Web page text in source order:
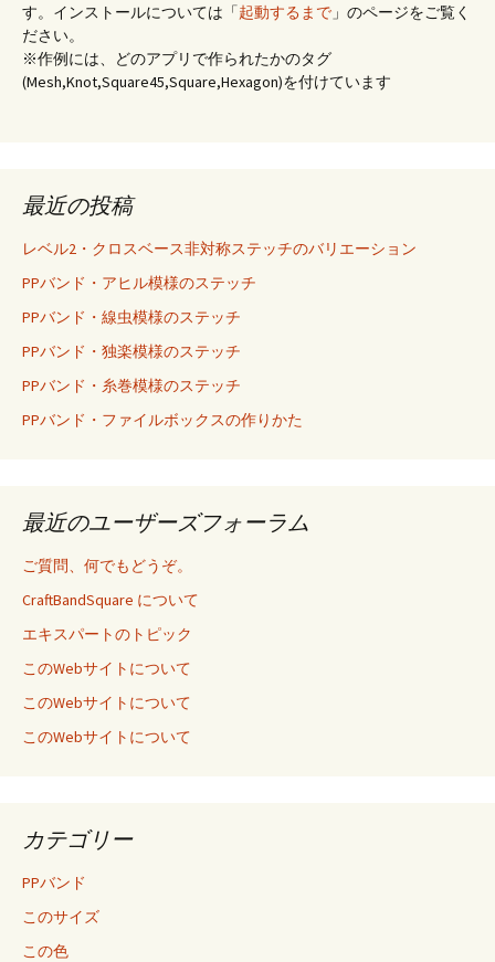
す。インストールについては「起動するまで 」のページをご覧く
ださい。
※作例には、どのアプリで作られたかのタグ
(Mesh,Knot,Square45,Square,Hexagon)を付けています
最近の投稿
レベル2・クロスベース非対称ステッチのバリエーション
PPバンド・アヒル模様のステッチ
PPバンド・線虫模様のステッチ
PPバンド・独楽模様のステッチ
PPバンド・糸巻模様のステッチ
PPバンド・ファイルボックスの作りかた
最近のユーザーズフォーラム
ご質問、何でもどうぞ。
CraftBandSquare について
エキスパートのトピック
このWebサイトについて
このWebサイトについて
このWebサイトについて
カテゴリー
PPバンド
このサイズ
この色